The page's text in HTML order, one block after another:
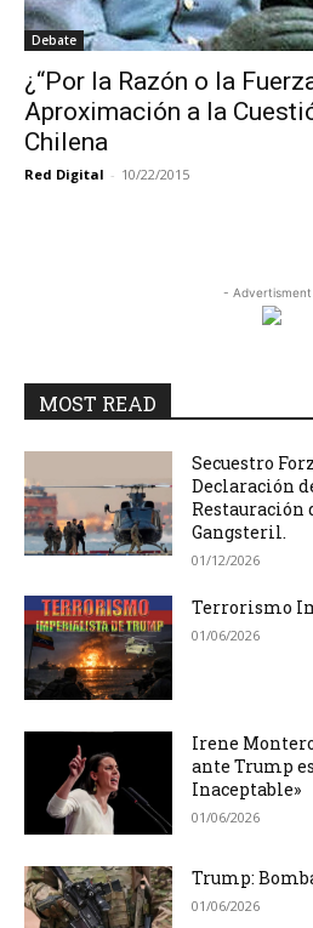
Debate
¿“Por la Razón o la
Aproximación a la
Chilena
Red Digital - 10/22/2015
-
MOST READ
Secuestro
Declaración
Gangsteril.
01/12/2026
Terrorismo
01/06/2026
Irene
ante Trump
Inaceptable»
01/06/2026
Trump:
01/06/2026